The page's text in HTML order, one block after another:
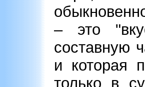
– это
составную
и которая
только в